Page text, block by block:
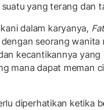
yang terang dan
dalam karyanya,
seorang wanita
kecantikannya
mana dapat meman
diperhatikan ketika